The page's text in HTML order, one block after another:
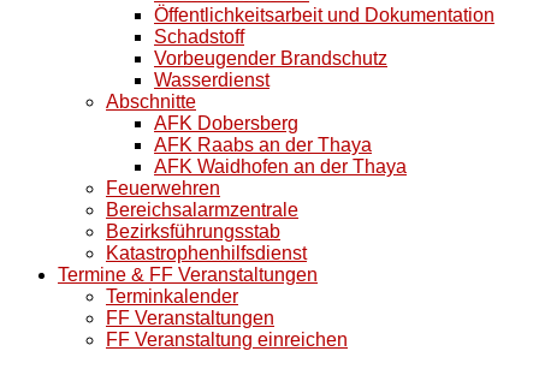
Öffentlichkeitsarbeit und Dokumentation
Schadstoff
Vorbeugender Brandschutz
Wasserdienst
Abschnitte
AFK Dobersberg
AFK Raabs an der Thaya
AFK Waidhofen an der Thaya
Feuerwehren
Bereichsalarmzentrale
Bezirksführungsstab
Katastrophenhilfsdienst
Termine & FF Veranstaltungen
Terminkalender
FF Veranstaltungen
FF Veranstaltung einreichen